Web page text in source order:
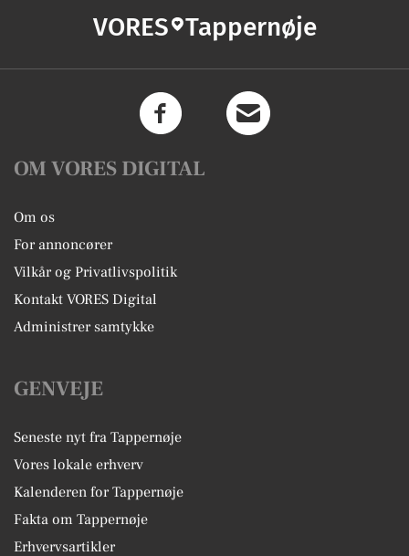
VORES Tappernøje
OM VORES DIGITAL
Om os
For annoncører
Vilkår og Privatlivspolitik
Kontakt VORES Digital
Administrer samtykke
GENVEJE
Seneste nyt fra Tappernøje
Vores lokale erhverv
Kalenderen for Tappernøje
Fakta om Tappernøje
Erhvervsartikler